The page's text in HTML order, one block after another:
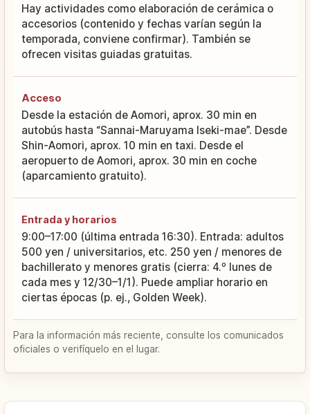
Hay actividades como elaboración de cerámica o
accesorios (contenido y fechas varían según la
temporada, conviene confirmar). También se
ofrecen visitas guiadas gratuitas.
Acceso
Desde la estación de Aomori, aprox. 30 min en
autobús hasta “Sannai-Maruyama Iseki-mae”. Desde
Shin-Aomori, aprox. 10 min en taxi. Desde el
aeropuerto de Aomori, aprox. 30 min en coche
(aparcamiento gratuito).
Entrada y horarios
9:00–17:00 (última entrada 16:30). Entrada: adultos
500 yen / universitarios, etc. 250 yen / menores de
bachillerato y menores gratis (cierra: 4.º lunes de
cada mes y 12/30–1/1). Puede ampliar horario en
ciertas épocas (p. ej., Golden Week).
Para la información más reciente, consulte los comunicados
oficiales o verifíquelo en el lugar.